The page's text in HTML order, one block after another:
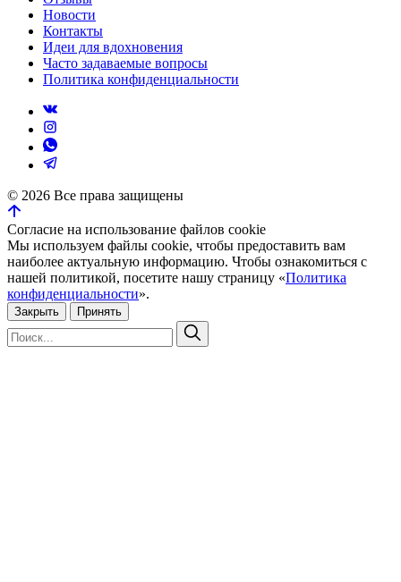
Новости
Контакты
Идеи для вдохновения
Часто задаваемые вопросы
Политика конфиденциальности
© 2026 Все права защищены
Согласие на использование файлов cookie
Мы используем файлы cookie, чтобы предоставить вам
наиболее актуальную информацию. Чтобы ознакомиться с
нашей политикой, посетите нашу страницу «Политика
конфиденциальности».
Закрыть Принять
Искать:
Поиск